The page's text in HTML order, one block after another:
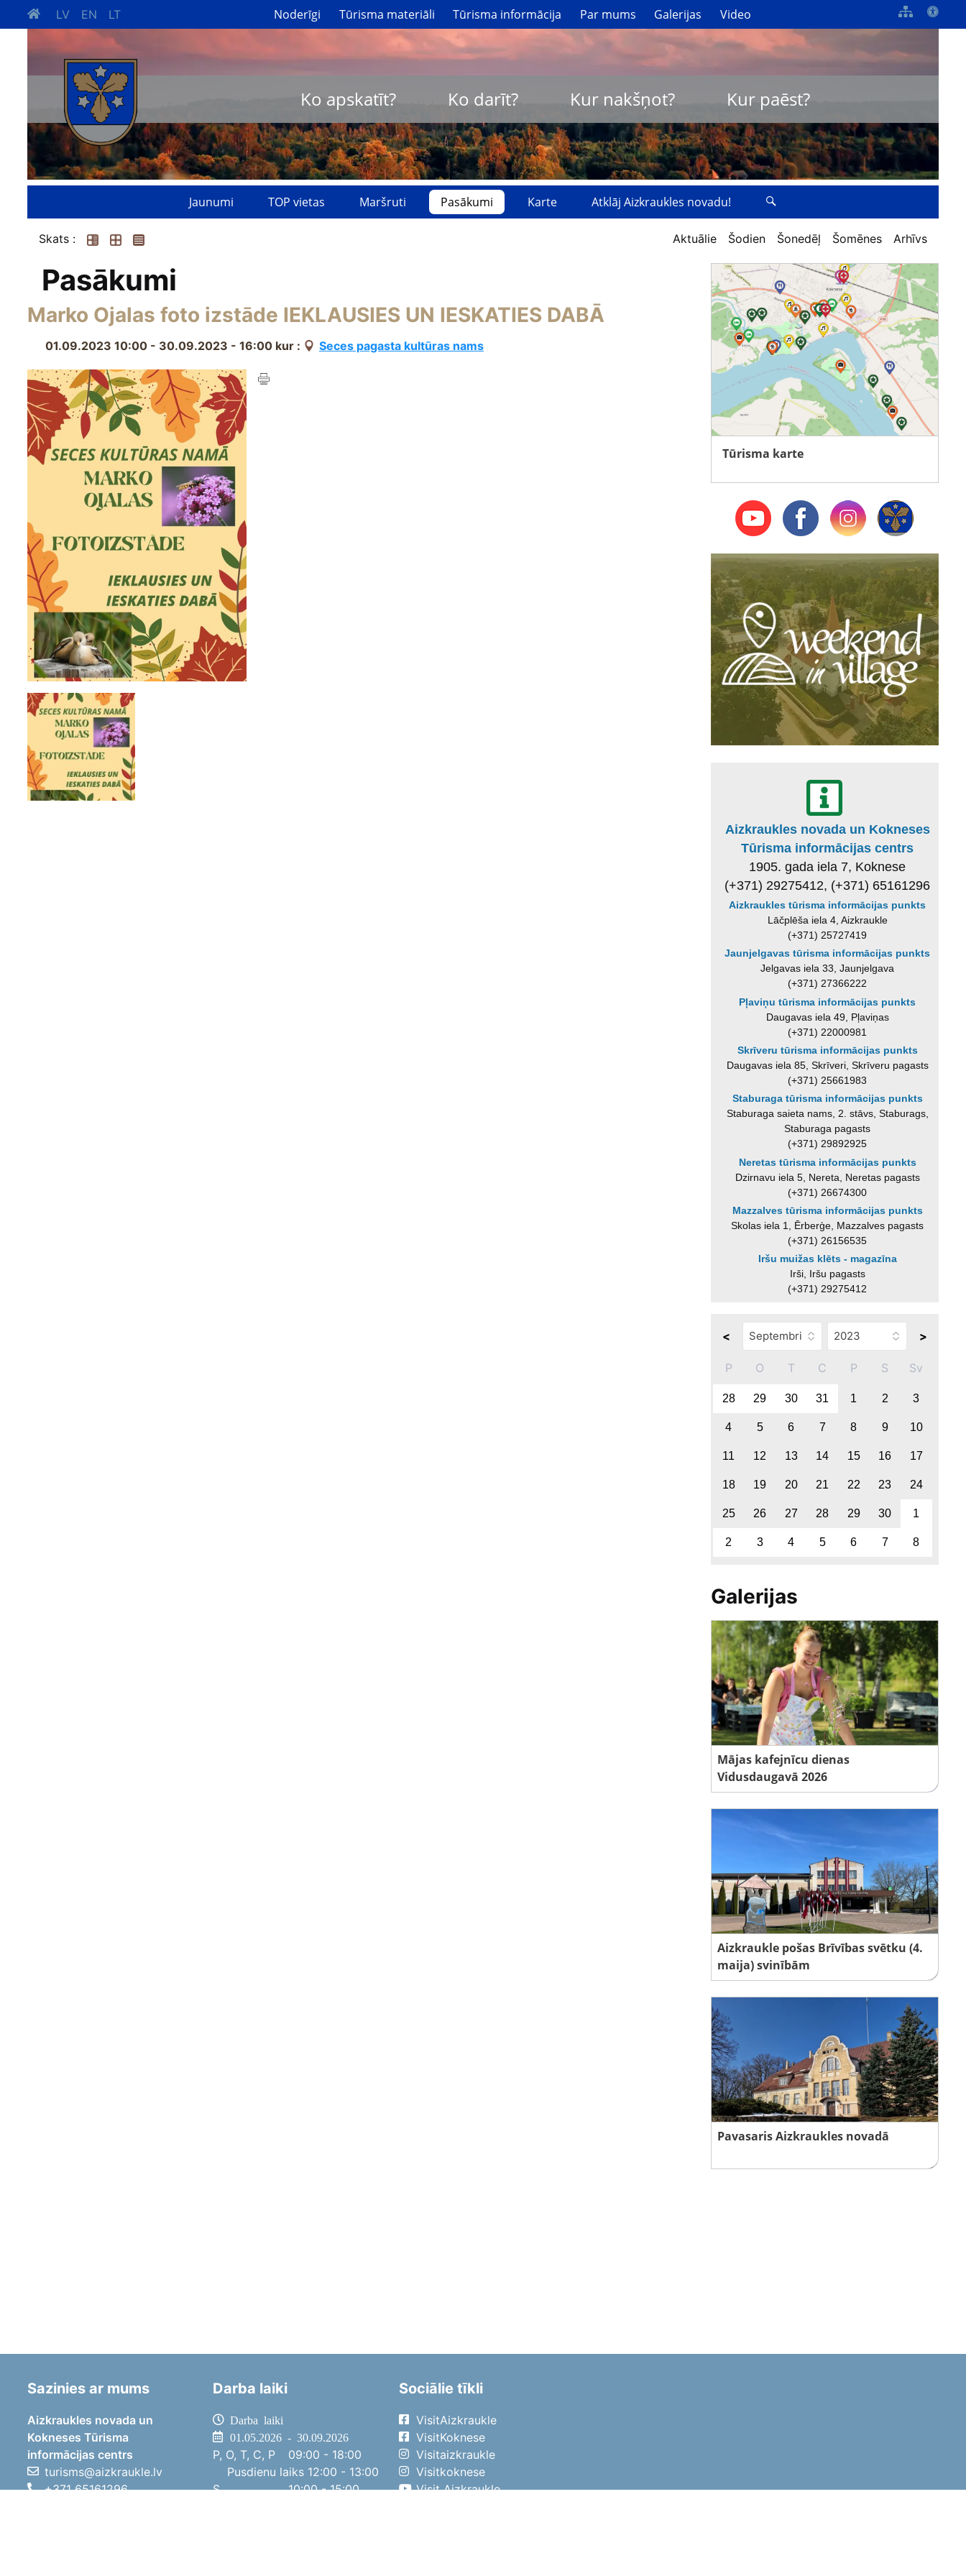
LV EN LT Noderīgi Tūrisma materiāli Tūrisma informācija Par mums Galerijas Video
Ko apskatīt? Ko darīt? Kur nakšņot? Kur paēst?
Jaunumi TOP vietas Maršruti Pasākumi Karte Atklāj Aizkraukles novadu!
Skats : Aktuālie Šodien Šonedēļ Šomēnes Arhīvs
Pasākumi
Marko Ojalas foto izstāde IEKLAUSIES UN IESKATIES DABĀ
01.09.2023 10:00 - 30.09.2023 - 16:00 kur : Seces pagasta kultūras nams
Tūrisma karte
Aizkraukles novada un Kokneses
Tūrisma informācijas centrs
1905. gada iela 7, Koknese
(+371) 29275412, (+371) 65161296
Aizkraukles tūrisma informācijas punkts
Lāčplēša iela 4, Aizkraukle
(+371) 25727419
Jaunjelgavas tūrisma informācijas punkts
Jelgavas iela 33, Jaunjelgava
(+371) 27366222
Pļaviņu tūrisma informācijas punkts
Daugavas iela 49, Pļaviņas
(+371) 22000981
Skrīveru tūrisma informācijas punkts
Daugavas iela 85, Skrīveri, Skrīveru pagasts
(+371) 25661983
Staburaga tūrisma informācijas punkts
Staburaga saieta nams, 2. stāvs, Staburags,
Staburaga pagasts
(+371) 29892925
Neretas tūrisma informācijas punkts
Dzirnavu iela 5, Nereta, Neretas pagasts
(+371) 26674300
Mazzalves tūrisma informācijas punkts
Skolas iela 1, Ērberģe, Mazzalves pagasts
(+371) 26156535
Iršu muižas klēts - magazīna
Irši, Iršu pagasts
(+371) 29275412
< >
P O T C P S Sv
28 29 30 31 1 2 3
4 5 6 7 8 9 10
11 12 13 14 15 16 17
18 19 20 21 22 23 24
25 26 27 28 29 30 1
2 3 4 5 6 7 8
Galerijas
Mājas kafejnīcu dienas
Vidusdaugavā 2026
Aizkraukle pošas Brīvības svētku (4.
maija) svinībām
Pavasaris Aizkraukles novadā
Sazinies ar mums
Aizkraukles novada un
Kokneses Tūrisma
informācijas centrs
turisms@aizkraukle.lv
+371 65161296
Darba laiki
Darba laiki
01.05.2026 - 30.09.2026
P, O, T, C, P
09:00 - 18:00
Pusdienu laiks 12:00 - 13:00
S
10:00 - 15:00
Sociālie tīkli
VisitAizkraukle
VisitKoknese
Visitaizkraukle
Visitkoknese
Visit Aizkraukle